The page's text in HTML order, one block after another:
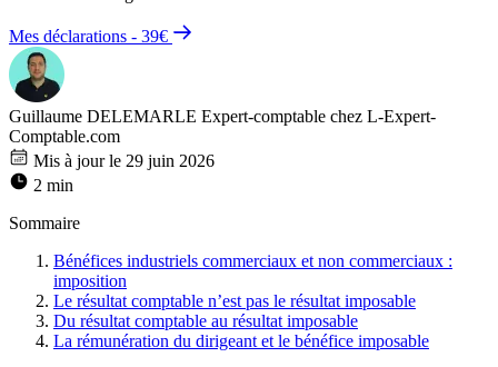
Mes déclarations - 39€
Guillaume DELEMARLE Expert-comptable chez L-Expert-
Comptable.com
Mis à jour le 29 juin 2026
2 min
Sommaire
Bénéfices industriels commerciaux et non commerciaux :
imposition
Le résultat comptable n’est pas le résultat imposable
Du résultat comptable au résultat imposable
La rémunération du dirigeant et le bénéfice imposable